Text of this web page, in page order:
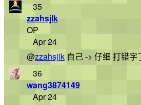
35
zzahsjlk
OP
Apr 24
@zzahsjlk 自己 -> 仔细 打错字
36
wang3874149
Apr 24